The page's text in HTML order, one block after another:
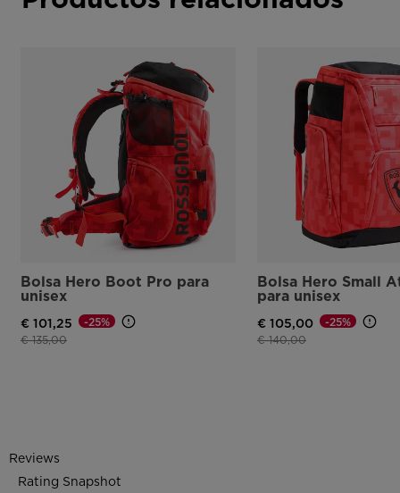
Bolsa Hero Boot Pro para
unisex
€ 101,25
Precio reducido de
€ 135,00a
-25%
Bolsa Hero Small
para unisex
€ 105,00
Precio reducido de
€ 140,00a
-25%